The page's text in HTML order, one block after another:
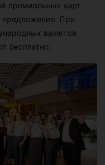
премиальных карт
предложение. При
вылетов
бесплатно.